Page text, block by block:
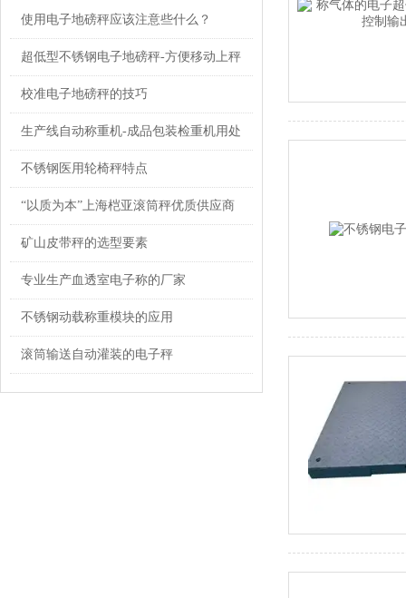
使用电子地磅秤应该注意些什么？
超低型不锈钢电子地磅秤-方便移动上秤
校准电子地磅秤的技巧
生产线自动称重机-成品包装检重机用处
不锈钢医用轮椅秤特点
“以质为本”上海桤亚滚筒秤优质供应商
矿山皮带秤的选型要素
专业生产血透室电子称的厂家
不锈钢动载称重模块的应用
滚筒输送自动灌装的电子秤